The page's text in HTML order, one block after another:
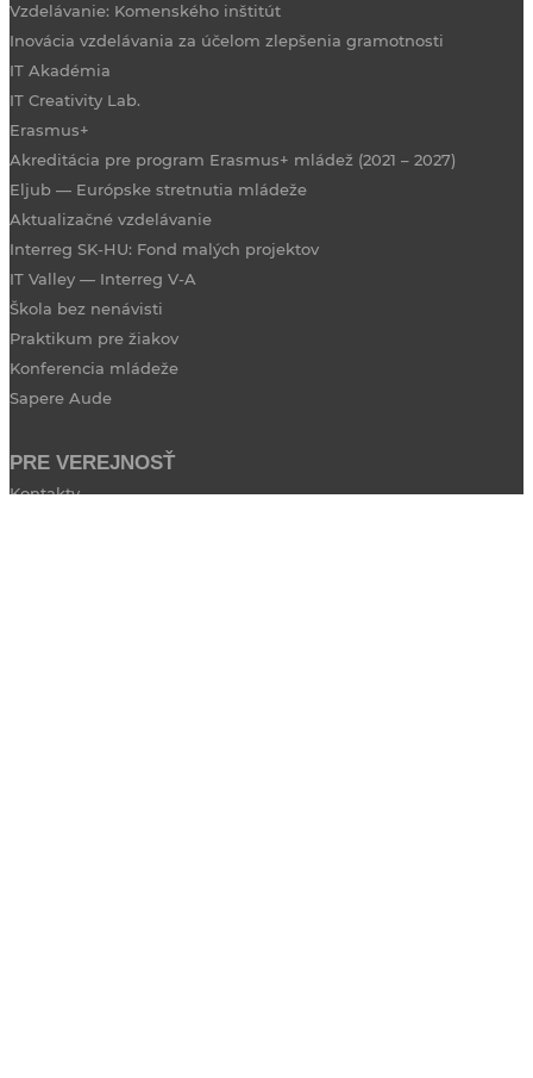
Vzdelávanie: Komenského inštitút
Inovácia vzdelávania za účelom zlepšenia gramotnosti
IT Akadémia
IT Creativity Lab.
Erasmus+
Akreditácia pre program Erasmus+ mládež (2021 – 2027)
Eljub — Európske stretnutia mládeže
Aktualizačné vzdelávanie
Interreg SK-HU: Fond malých projektov
IT Valley — Interreg V-A
Škola bez nenávisti
Praktikum pre žiakov
Konferencia mládeže
Sapere Aude
PRE VEREJNOSŤ
Kontakty